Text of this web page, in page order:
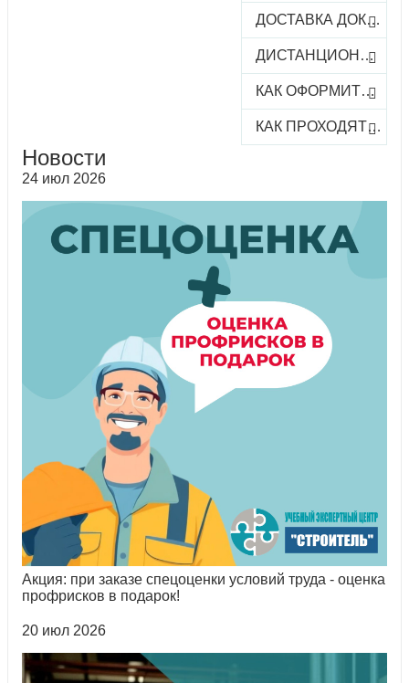
ДОСТАВКА ДОКУМЕНТОВ
ДИСТАНЦИОННОЕ ОБУЧЕНИЕ
КАК ОФОРМИТЬ ЗАКАЗ КУРСА
КАК ПРОХОДЯТ ОНЛАЙН-КУРСЫ
Новости
24 июл 2026
Акция: при заказе спецоценки условий труда - оценка
профрисков в подарок!
20 июл 2026